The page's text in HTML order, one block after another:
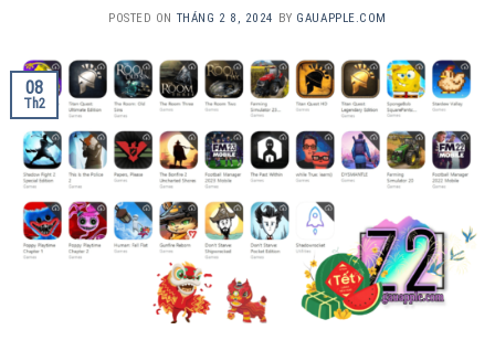
POSTED ON THÁNG 2 8, 2024 BY GAUAPPLE.COM
08
Th2